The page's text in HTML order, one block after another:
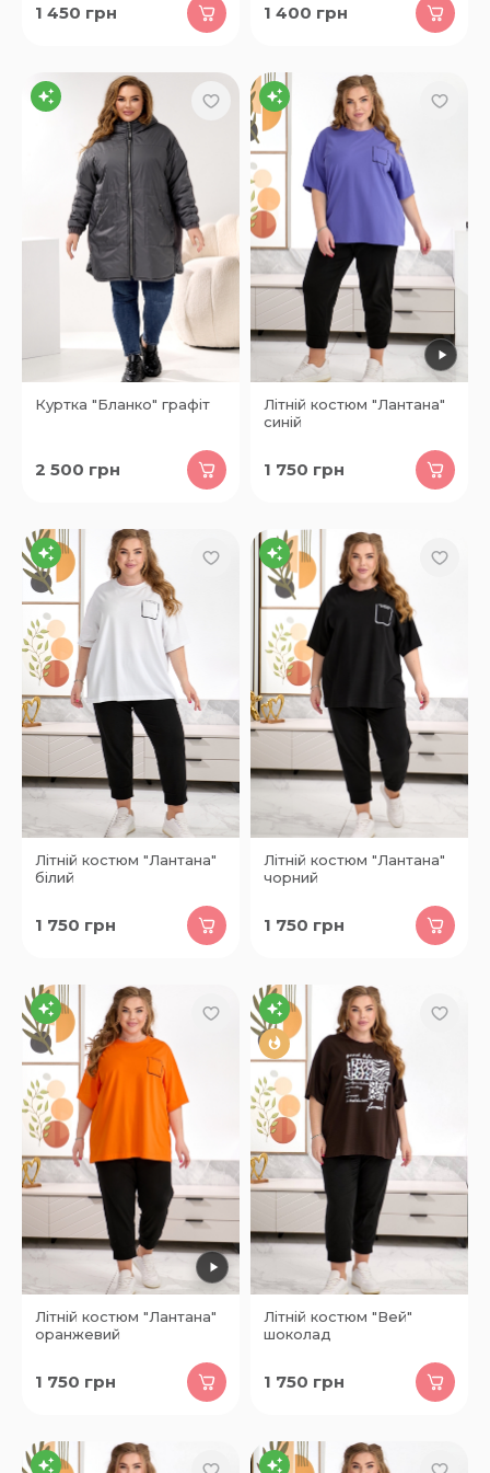
1 450 грн 1 400 грн
Куртка "Бланко" графіт
2 500 грн
Літній костюм "Лантана"
синій
1 750 грн
Літній костюм "Лантана"
білий
1 750 грн
Літній костюм "Лантана"
чорний
1 750 грн
Літній костюм "Лантана"
оранжевий
1 750 грн
Літній костюм "Вей"
шоколад
1 750 грн